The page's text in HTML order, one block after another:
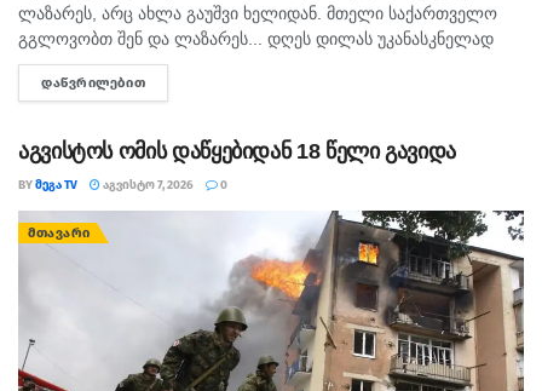
ლაზარეს, არც ახლა გაუშვი ხელიდან. მთელი საქართველო
გგლოვობთ შენ და ლაზარეს... დღეს დილას უკანასკნელად
მომესალმე, თურმე. ისღა დაგვრჩა ნუგეშად, შენი თავი
გვაპოვნინო..." - 6...
ᲓᲐᲬᲕᲠᲘᲚᲔᲑᲘᲗ
აგვისტოს ომის დაწყებიდან 18 წელი გავიდა
BYᲛᲔᲒᲐ TV ᲐᲒᲕᲘᲡᲢᲝ 7, 2026 0
ᲛᲗᲐᲕᲐᲠᲘ